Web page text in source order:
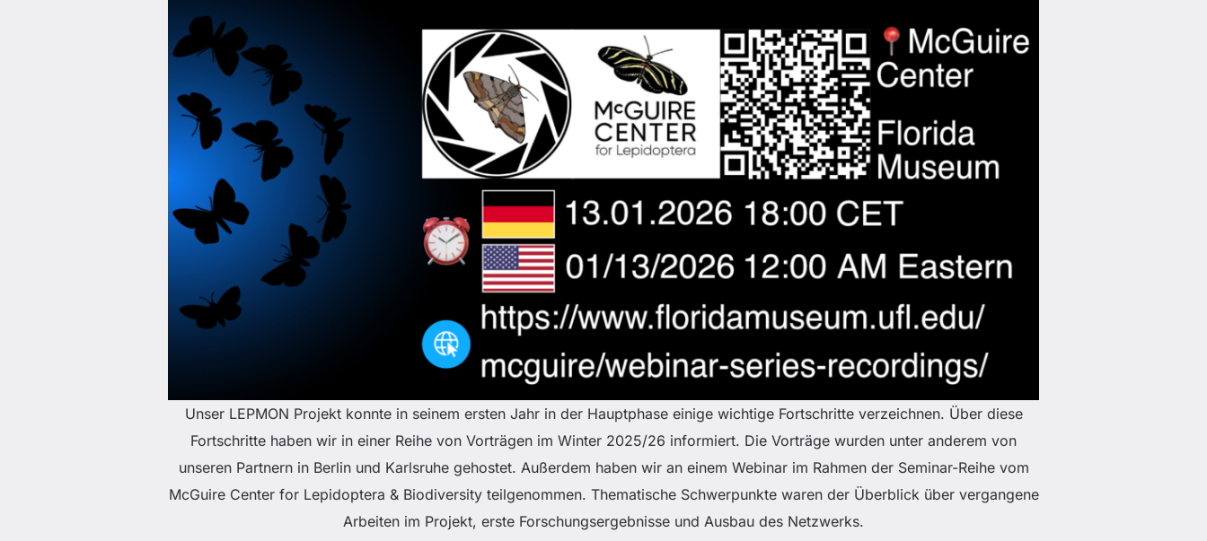
Unser LEPMON Projekt konnte in seinem ersten Jahr in der Hauptphase einige wichtige Fortschritte verzeichnen. Über diese
Fortschritte haben wir in einer Reihe von Vorträgen im Winter 2025/26 informiert. Die Vorträge wurden unter anderem von
unseren Partnern in Berlin und Karlsruhe gehostet. Außerdem haben wir an einem Webinar im Rahmen der Seminar-Reihe vom
McGuire Center for Lepidoptera & Biodiversity teilgenommen. Thematische Schwerpunkte waren der Überblick über vergangene
Arbeiten im Projekt, erste Forschungsergebnisse und Ausbau des Netzwerks.